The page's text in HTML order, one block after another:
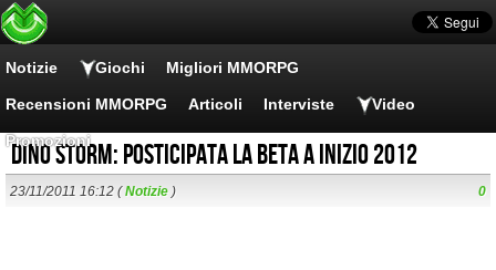
Notizie Giochi Migliori MMORPG
Recensioni MMORPG Articoli Interviste Video
Promozioni
Dino Storm: posticipata la beta a inizio 2012
23/11/2011 16:12 (Notizie ) 0